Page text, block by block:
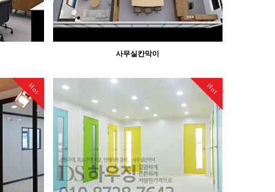
사무실칸막이
Hot Hot